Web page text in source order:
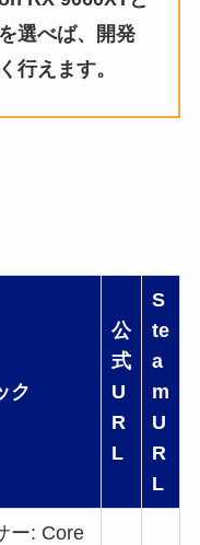
選べば、開発
行えます。
ク
公
式
U
R
L
S
te
a
m
U
R
L
ー: Core